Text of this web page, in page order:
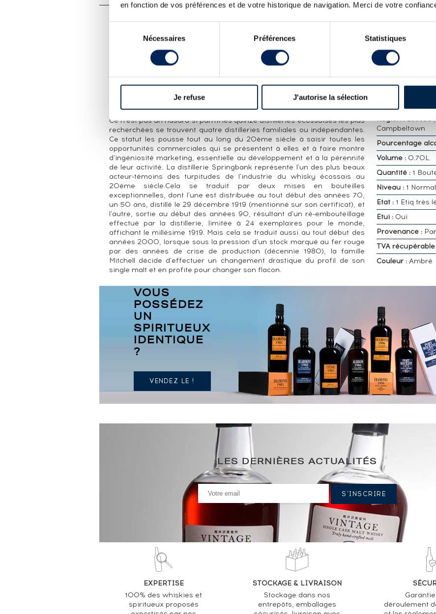
en fonction de vos préférences et de votre historique de navigation. Merci de votre
consentement
Nécessaires Préférences Statistiques
Je refuse J'autorise la sélection
Springbank 15 ans fait partie de la gamme officielle de Springbank avec
les 10 ans, 12 ans, 18 ans et 21 ans. Elle se distingue par une maturation
en fût de sherry.
LA DISTILLERIE SPRINGBANK
Ecosse, Campbeltown. Distillerie en production. Propriétaires : J&A
Ce n'est pas un hasard si parmi les quinze distilleries écossaises les plus
recherchées se trouvent quatre distilleries familiales ou indépendantes.
Ce statut les pousse tout au long du 20ème siècle à saisir toutes les
opportunités commerciales qui se présentent à elles et à faire montre
d'ingéniosité marketing, essentielle au développement et à la pérennité
de leur activité. La distillerie Springbank représente l'un des plus beaux
acteur-témoins des turpitudes de l'industrie du whisky écossais au
20ème siècle.Cela se traduit par deux mises en bouteilles
exceptionnelles, dont l'une est distribuée au tout début des années 70,
un 50 ans, distillé le 29 décembre 1919 (mentionné sur son certificat), et
l'autre, sortie au début des années 90, résultant d'un ré-embouteillage
effectué par la distillerie, limitée à 24 exemplaires pour le monde,
affichant le millésime 1919. Mais cela se traduit aussi au tout début des
années 2000, lorsque sous la pression d'un stock marqué au fer rouge
par des années de crise de production (décennie 1980), la famille
Mitchell décide d'effectuer un changement drastique du profil de son
single malt et en profite pour changer son flacon.
DÉTAILLÉES
Distillerie :
Embouteilleur :
Région :Ecosse ,
Campbeltown
Pourcentage
Volume : 0.70L
Quantité : 1
Niveau : 1 Normal
Etat : 1 Etiq très
Etui : Oui
Provenance :
TVA récupérable
Couleur : Ambré
VOUS
POSSÉDEZ
UN
SPIRITUEUX
IDENTIQUE
?
VENDEZ LE !
LES DERNIÈRES ACTUALITÉS
EXPERTISE
100% des whiskies et
spiritueux proposés
STOCKAGE & LIVRAISON
Stockage dans nos
entrepôts, emballages
déroulement